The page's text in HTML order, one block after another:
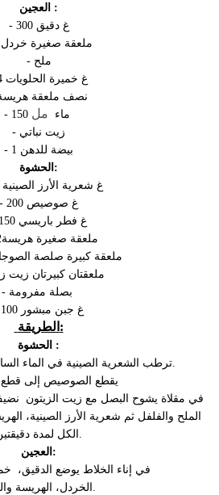
العجين :
- 300 غ دقيق
- 1 ملعقة صغيرة خردل
- ملح
- 4 غ خميرة الحلويات
- نصف ملعقة
- 150 ماء
مل
- زيت نباتي
- 1 بيضة للدهن
الحشوة:
- 100 غ شعرية الأرز الصينية
- 200 غ صوصيص
- 150 غ فطر باريسي
- 1/2ملعقة صغيرة هريسة
- ملعقة كبيرة صلصة
- ملعقتان كبيرتان زيت
- 100 غ جبن مبشور
الطريقة:
الحشوة :
- ترطب الشعرية الصينية في الماء الساخن. تصفى ثم تقطع.
- يقطع الصوصيص إلى
الملح والفلفل ثم شعرية الأرز الصينية،
الكل لمدة دقيقتين.
العجين:
الخردل، الهريسة
والملح.